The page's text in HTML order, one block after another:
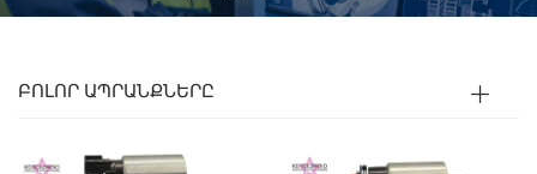
ԲՈԼՈՐ ԱՊՐԱՆՔՆԵՐԸ